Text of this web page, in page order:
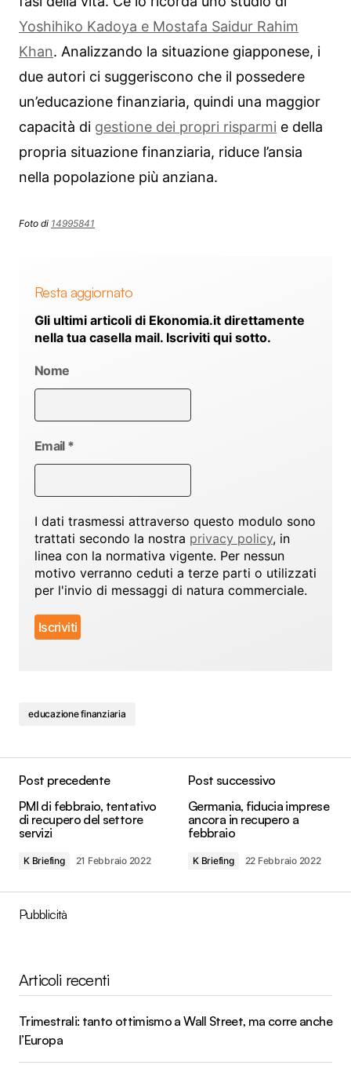
Yoshihiko Kadoya e Mostafa Saidur Rahim
Khan. Analizzando la situazione giapponese, i
due autori ci suggeriscono che il possedere
un’educazione finanziaria, quindi una maggior
capacità di gestione dei propri risparmi e della
propria situazione finanziaria, riduce l’ansia
nella popolazione più anziana.
Foto di 14995841
Resta aggiornato
Gli ultimi articoli di Ekonomia.it direttamente
nella tua casella mail. Iscriviti qui sotto.
Nome
Email *
I dati trasmessi attraverso questo modulo sono
trattati secondo la nostra privacy policy, in
linea con la normativa vigente. Per nessun
motivo verranno ceduti a terze parti o utilizzati
per l'invio di messaggi di natura commerciale.
educazione finanziaria
Post precedente
PMI di febbraio, tentativo
di recupero del settore
servizi
K Briefing 21 Febbraio 2022
Post successivo
Germania, fiducia imprese
ancora in recupero a
febbraio
K Briefing 22 Febbraio 2022
Pubblicità
Articoli recenti
Trimestrali: tanto ottimismo a Wall Street, ma corre anche
l’Europa